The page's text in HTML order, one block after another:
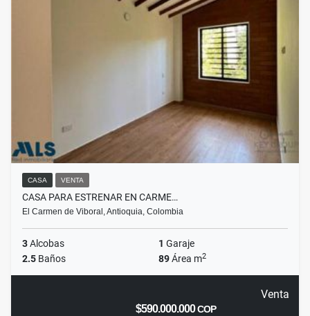
CASA VENTA
CASA PARA ESTRENAR EN CARME…
El Carmen de Viboral, Antioquia, Colombia
3Alcobas 1 Garaje
2.5 Baños 89Área m2
Venta
$590.000.000COP